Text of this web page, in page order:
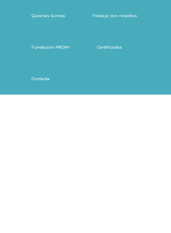
Quienes Somos Trabaja con nosotros
Fundación PROMI Certificados
Contacta